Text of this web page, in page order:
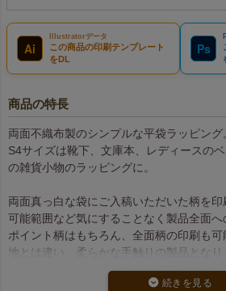
Ai
Illustratorデータ
この商品の印刷テンプレート
をDL
Ps
商品の特長
両面不織布製のシンプルな平袋ラッピング
S4サイズは靴下、文庫本、レディースの
の雑貨小物のラッピングに。
両面真っ白な袋にご入稿いただいた柄を
可能範囲など気にすることなく製品全面へ
ポイント柄はもちろん、全面柄の印刷も
地とは違い、柔らかな手触りの製品となり
※オンデマンドによる印刷なので版代は不